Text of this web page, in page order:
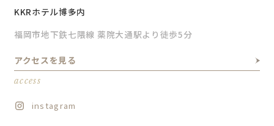
KKRホテル博多内
福岡市地下鉄七隈線 薬院大通駅より徒歩5分
アクセスを見る
access
instagram